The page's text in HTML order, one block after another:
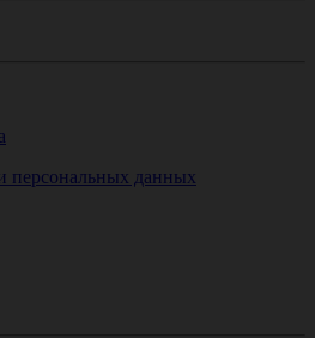
персональных данных